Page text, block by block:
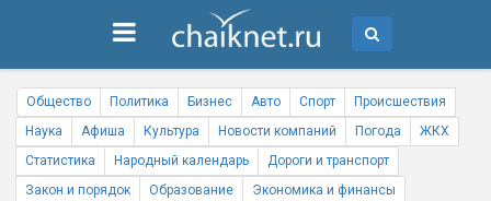
Общество Политика Бизнес Авто Спорт
Происшествия
Наука
Афиша Культура Новости компаний Погода
ЖКХ
Статистика
Народный календарь
Дороги и транспорт
Закон и порядок
Образование
Экономика и финансы